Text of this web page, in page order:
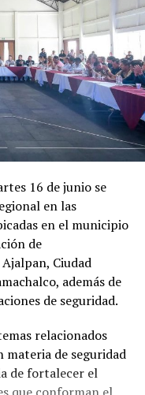
16 de junio se
en las
en el municipio
de
Ciudad
además de
de seguridad.
relacionados
de seguridad
de fortalecer el